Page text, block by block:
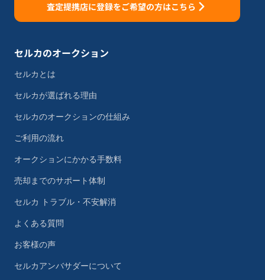
査定提携店に登録をご希望の方はこちら
セルカのオークション
セルカとは
セルカが選ばれる理由
セルカのオークションの仕組み
ご利用の流れ
オークションにかかる手数料
売却までのサポート体制
セルカ トラブル・不安解消
よくある質問
お客様の声
セルカアンバサダーについて